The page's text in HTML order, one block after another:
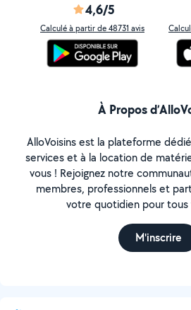
4,6/5
Calculé à partir de 48731 avis
À Propos
AlloVoisins est la plateforme
services et à la location de
vous ! Rejoignez notre
membres, professionnels et
votre quotidien pour tous
M'inscrire